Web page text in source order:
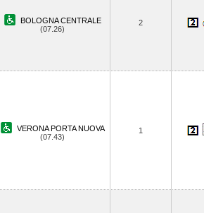
BOLOGNA CENTRALE
(07.26)
2
VERONA PORTA NUOVA
(07.43)
1